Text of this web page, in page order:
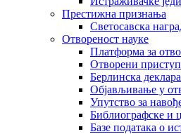
Престижна признања
Светосавска
Отвореност науке
Платформа за
Отворени приступ
Берлинска
Објављивање у
Упутство за
Библиографске и
Базе података о